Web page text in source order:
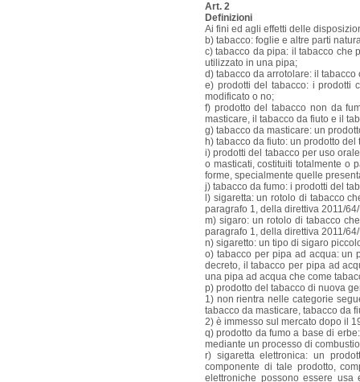
Art. 2
Definizioni
Ai fini ed agli effetti delle
b) tabacco: foglie e altre parti
c) tabacco da pipa: il tabacco che
utilizzato in una pipa;
d) tabacco da arrotolare: il
e) prodotti del tabacco: i prodotti
modificato o no;
f) prodotto del tabacco non da
masticare, il tabacco da fiuto e il
g) tabacco da masticare: un
h) tabacco da fiuto: un prodotto
i) prodotti del tabacco per uso
o masticati, costituiti totalmente o
forme, specialmente quelle
j) tabacco da fumo: i prodotti del
l) sigaretta: un rotolo di tabacco
paragrafo 1, della direttiva 2011/
m) sigaro: un rotolo di tabacco
paragrafo 1, della direttiva 2011/
n) sigaretto: un tipo di sigaro
o) tabacco per pipa ad acqua: un
decreto, il tabacco per pipa ad
una pipa ad acqua che come
p) prodotto del tabacco di nuova
1) non rientra nelle categorie
tabacco da masticare, tabacco da
2) è immesso sul mercato dopo il
q) prodotto da fumo a base di
mediante un processo di
r) sigaretta elettronica: un
componente di tale prodotto,
elettroniche possono essere